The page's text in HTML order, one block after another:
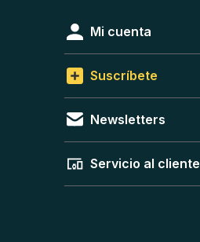
Mi cuenta
Suscríbete
Newsletters
Servicio al cliente